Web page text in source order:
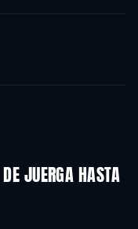
JUERGA HASTA